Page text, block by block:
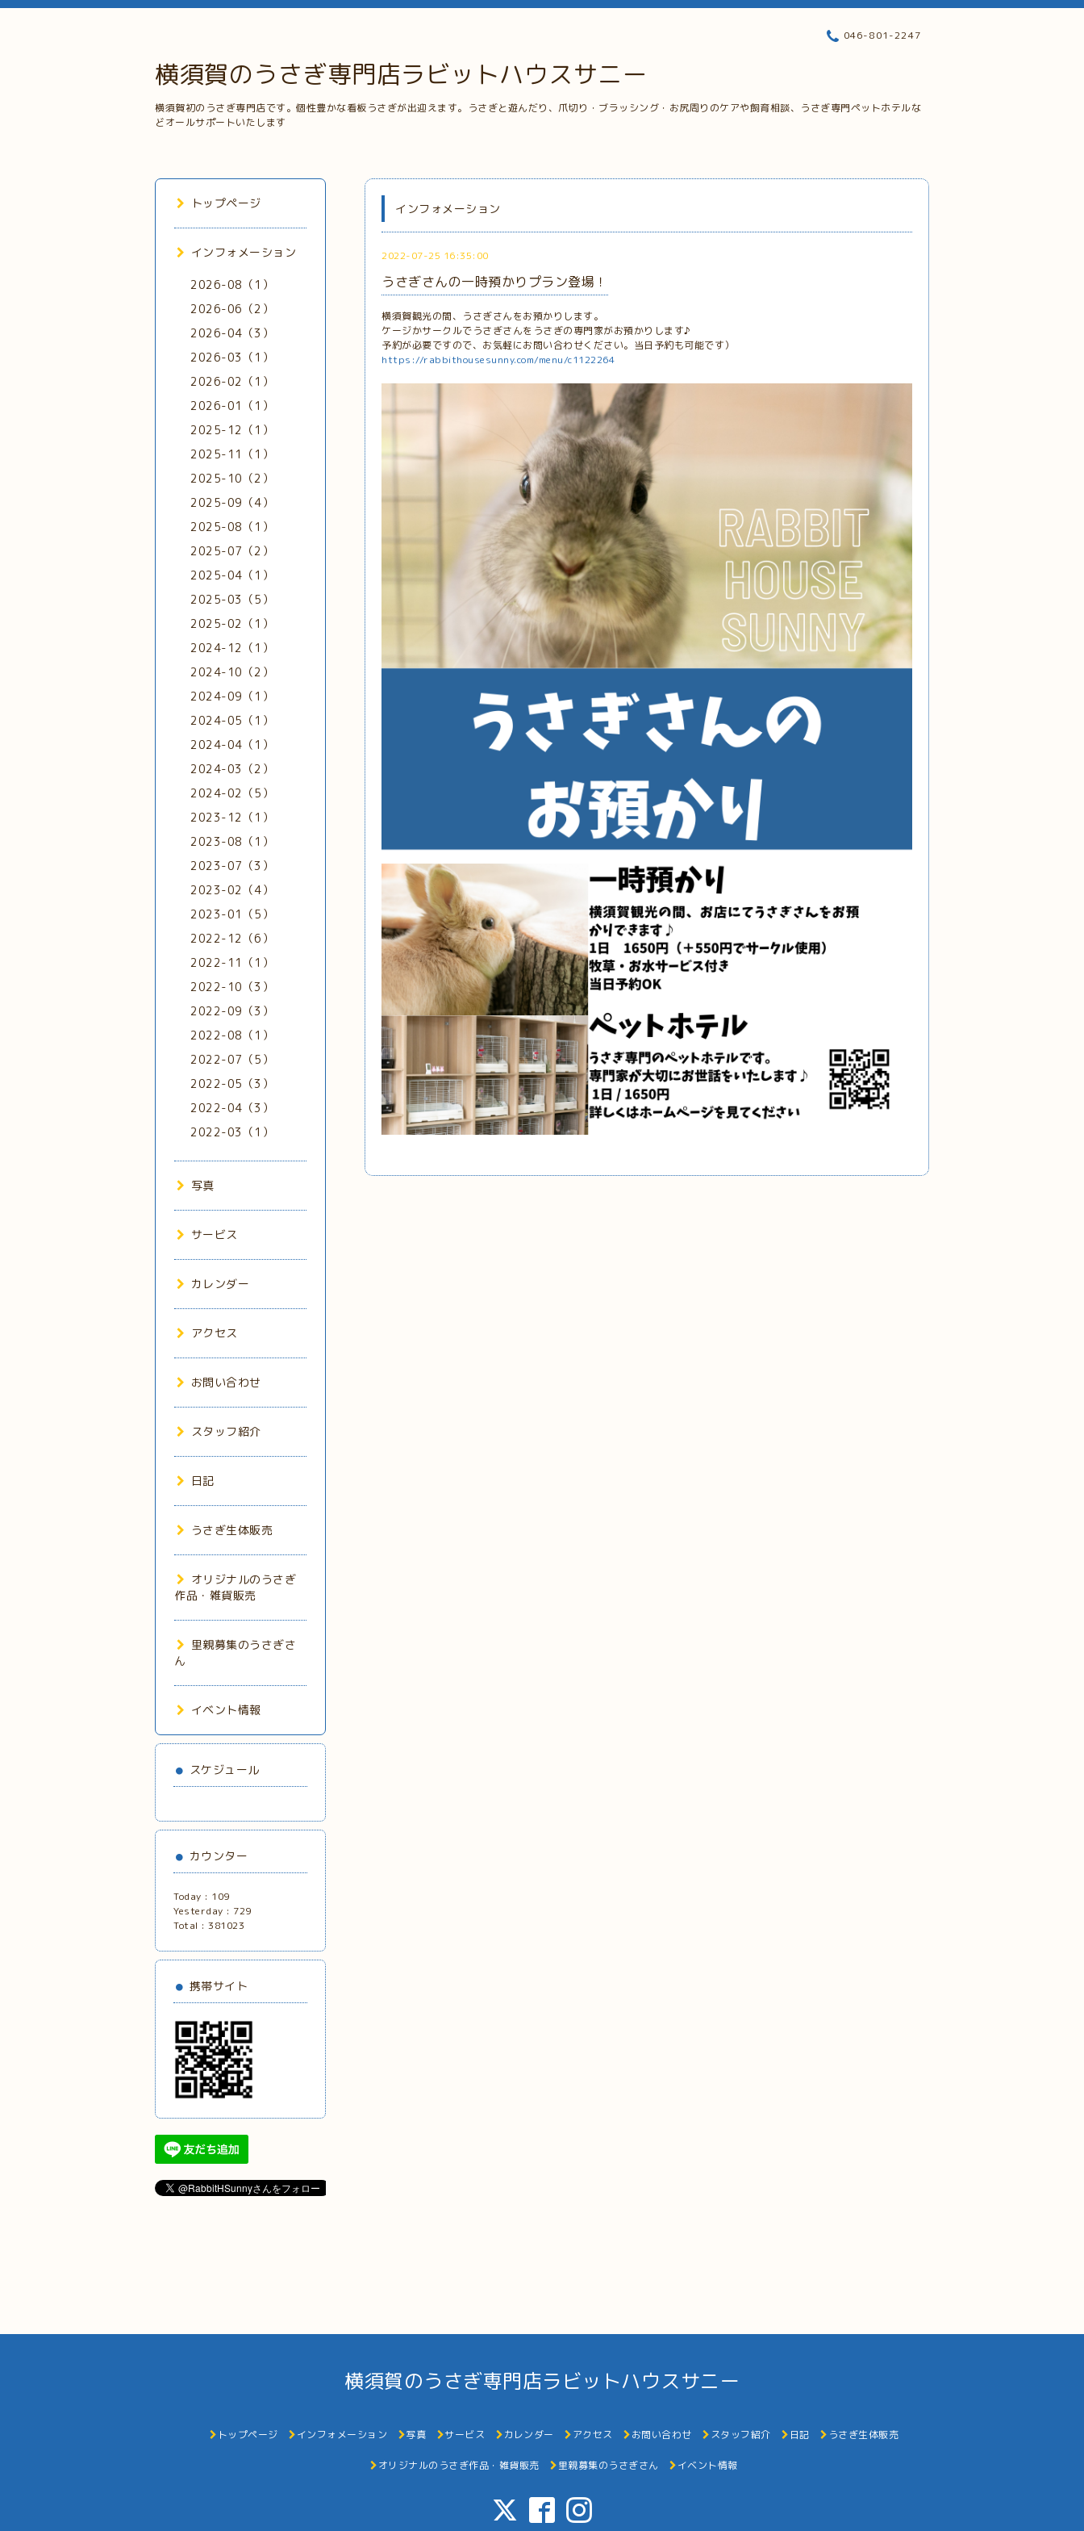
横須賀のうさぎ専門店ラビットハウスサニー
横須賀初のうさぎ専門店です。個性豊かな看板うさぎが出迎えます。うさぎと遊んだり、爪切り・ブラッシング・お尻周りのケアや飼育相談、うさぎ専門ペットホテルな
どオールサポートいたします
046-801-2247
インフォメーション
2022-07-25 16:35:00
うさぎさんの一時預かりプラン登場！
横須賀観光の間、うさぎさんをお預かりします。
ケージかサークルでうさぎさんをうさぎの専門家がお預かりします♪
予約が必要ですので、お気軽にお問い合わせください。当日予約も可能です）
https://rabbithousesunny.com/menu/c1122264
トップページ
インフォメーション
2026-08（1）
2026-06（2）
2026-04（3）
2026-03（1）
2026-02（1）
2026-01（1）
2025-12（1）
2025-11（1）
2025-10（2）
2025-09（4）
2025-08（1）
2025-07（2）
2025-04（1）
2025-03（5）
2025-02（1）
2024-12（1）
2024-10（2）
2024-09（1）
2024-05（1）
2024-04（1）
2024-03（2）
2024-02（5）
2023-12（1）
2023-08（1）
2023-07（3）
2023-02（4）
2023-01（5）
2022-12（6）
2022-11（1）
2022-10（3）
2022-09（3）
2022-08（1）
2022-07（5）
2022-05（3）
2022-04（3）
2022-03（1）
写真
サービス
カレンダー
アクセス
お問い合わせ
スタッフ紹介
日記
うさぎ生体販売
オリジナルのうさぎ
作品・雑貨販売
里親募集のうさぎさ
ん
イベント情報
スケジュール
カウンター
Today : 109
Yesterday : 729
Total : 381023
携帯サイト
横須賀のうさぎ専門店ラビットハウスサニー
トップページ インフォメーション 写真 サービス カレンダー アクセス お問い合わせ スタッフ紹介 日記 うさぎ生体販売
オリジナルのうさぎ作品・雑貨販売 里親募集のうさぎさん イベント情報